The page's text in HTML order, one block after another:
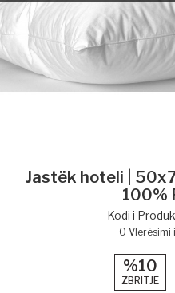
Jastëk hoteli |
100%
Kodi i
0 Vlerësimi
%10
ZBRITJE